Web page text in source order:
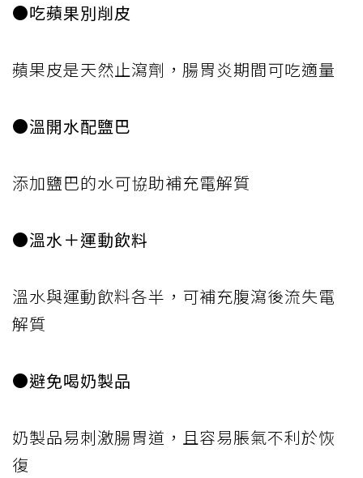
●吃蘋果別削皮
蘋果皮是天然止瀉劑，腸胃炎期間可吃適量
●溫開水配鹽巴
添加鹽巴的水可協助補充電解質
●溫水＋運動飲料
溫水與運動飲料各半，可補充腹瀉後流失電
解質
●避免喝奶製品
奶製品易刺激腸胃道，且容易脹氣不利於恢
復